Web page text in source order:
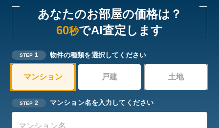
あなたのお部屋の価格は？
60秒でAI査定します
STEP 1 物件の種類を選択してください
マンション 戸建 土地
STEP 2 マンション名を入力してください